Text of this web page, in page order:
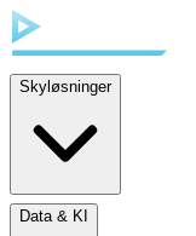
Skyløsninger
Data & KI